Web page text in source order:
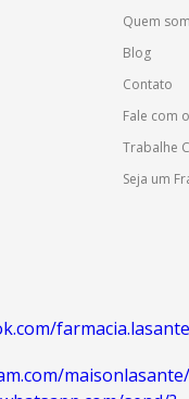
Quem
Blog
Contato
Fale com
Trabalhe
Seja um